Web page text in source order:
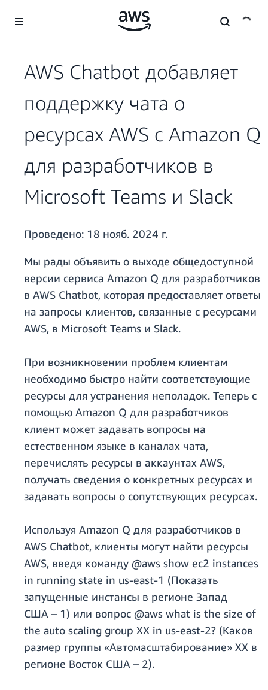
Перейти к главному контенту
AWS Chatbot добавляет
поддержку чата о
ресурсах AWS с Amazon Q
для разработчиков в
Microsoft Teams и Slack
Проведено: 18 нояб. 2024 г.
Мы рады объявить о выходе общедоступной
версии сервиса Amazon Q для разработчиков
в AWS Chatbot, которая предоставляет ответы
на запросы клиентов, связанные с ресурсами
AWS, в Microsoft Teams и Slack.
При возникновении проблем клиентам
необходимо быстро найти соответствующие
ресурсы для устранения неполадок. Теперь с
помощью Amazon Q для разработчиков
клиент может задавать вопросы на
естественном языке в каналах чата,
перечислять ресурсы в аккаунтах AWS,
получать сведения о конкретных ресурсах и
задавать вопросы о сопутствующих ресурсах.
Используя Amazon Q для разработчиков в
AWS Chatbot, клиенты могут найти ресурсы
AWS, введя команду @aws show ec2 instances
in running state in us-east-1 (Показать
запущенные инстансы в регионе Запад
США – 1) или вопрос @aws what is the size of
the auto scaling group XX in us-east-2? (Каков
размер группы «Автомасштабирование» XX в
регионе Восток США – 2).